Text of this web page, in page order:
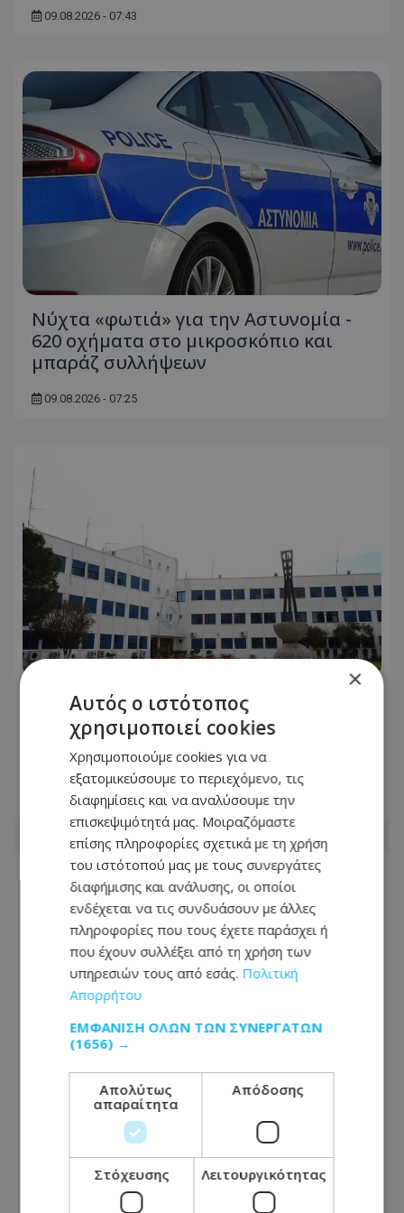
09.08.2026 - 07:43
Νύχτα «φωτιά» για την Αστυνομία -
620 οχήματα στο μικροσκόπιο και
μπαράζ συλλήψεων
09.08.2026 - 07:25
«Κράτος Μαφία»: Η υπόθεση
Δρουσιώτη διερευνάται κατόπιν
καταγγελίας - Όσα αναφέρει η
Αστυνομία
08.08.2026 - 19:29
Απόπειρα Φόνου: Ξεκαθαρίζει η Ιερά
Μονή Αγ. Νεοφύτου - «Τέσσερα χρόνια
αρνούνταν να παραδώσει το
δωμάτιο»
08.08.2026 - 19:09
×
Αυτός ο ιστότοπος
χρησιμοποιεί cookies
Χρησιμοποιούμε cookies για να
εξατομικεύσουμε το περιεχόμενο, τις
διαφημίσεις και να αναλύσουμε την
επισκεψιμότητά μας. Μοιραζόμαστε
επίσης πληροφορίες σχετικά με τη χρήση
του ιστότοπού μας με τους συνεργάτες
διαφήμισης και ανάλυσης, οι οποίοι
ενδέχεται να τις συνδυάσουν με άλλες
πληροφορίες που τους έχετε παράσχει ή
που έχουν συλλέξει από τη χρήση των
υπηρεσιών τους από εσάς. Πολιτική
Απορρήτου
ΕΜΦΆΝΙΣΗ ΌΛΩΝ ΤΩΝ ΣΥΝΕΡΓΑΤΏΝ
(1656) →
Απολύτως
απαραίτητα
Απόδοσης
Στόχευσης Λειτουργικότητας